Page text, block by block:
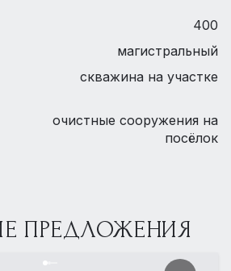
400
магистральный
скважина на участке
очистные сооружения на
посёлок
ПРЕДЛОЖЕНИЯ